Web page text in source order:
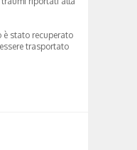
è stato recuperato
trasportato